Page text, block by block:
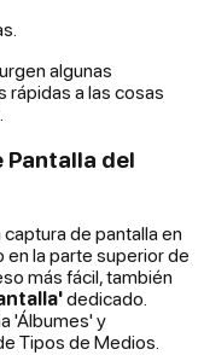
algunas
rápidas a las cosas
Pantalla del
de pantalla en
en la parte superior de
más fácil, también
dedicado.
'Álbumes' y
Tipos de Medios.